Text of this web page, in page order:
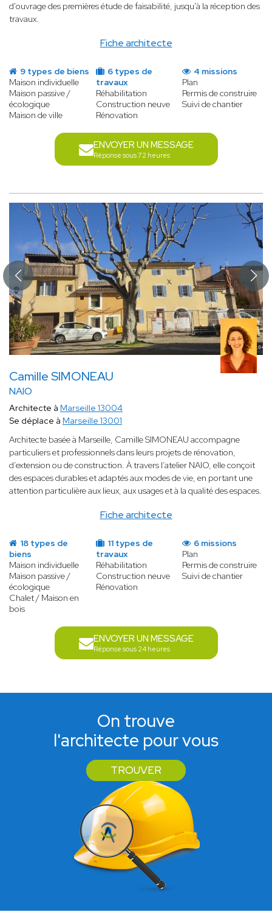
Fiche architecte
d'ouvrage des premières étude de faisabilité, jusqu'à la réception des
travaux.
9 types de biens
Maison individuelle
Maison passive /
écologique
Maison de ville
6 types de
travaux
Réhabilitation
Construction neuve
Rénovation
4 missions
Plan
Permis de construire
Suivi de chantier
ENVOYER UN MESSAGE
Réponse sous 72 heures
Camille SIMONEAU
NAIO
Fiche architecte
Architecte à Marseille 13004
Se déplace à Marseille 13001
Architecte basée à Marseille, Camille SIMONEAU accompagne
particuliers et professionnels dans leurs projets de rénovation,
d’extension ou de construction. À travers l’atelier NAIO, elle conçoit
des espaces durables et adaptés aux modes de vie, en portant une
attention particulière aux lieux, aux usages et à la qualité des espaces.
18 types de
biens
Maison individuelle
Maison passive /
écologique
Chalet / Maison en
bois
11 types de
travaux
Réhabilitation
Construction neuve
Rénovation
6 missions
Plan
Permis de construire
Suivi de chantier
ENVOYER UN MESSAGE
Réponse sous 24 heures
On trouve
l'architecte pour vous
TROUVER